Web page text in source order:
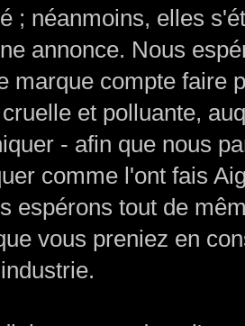
; néanmoins, elles
annonce. Nous
marque compte faire
et polluante,
- afin que nous
comme l'ont fais
espérons tout de
vous preniez en